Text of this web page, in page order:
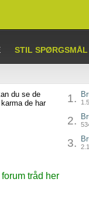
STIL SPØRGSMÅL
du se de
de har
1.
2.
3.
tråd her